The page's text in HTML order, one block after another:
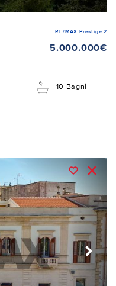
RE/MAX Prestige 2
5.000.000€
10 Bagni